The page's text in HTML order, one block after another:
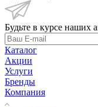
Будьте в курсе наших
Каталог
Акции
Услуги
Бренды
Компания